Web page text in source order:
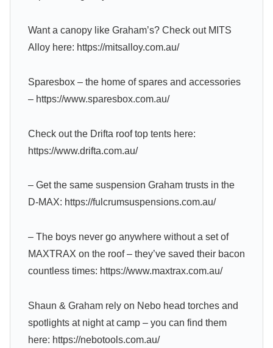
Want a canopy like Graham’s? Check out MITS
Alloy here: https://mitsalloy.com.au/
Sparesbox – the home of spares and accessories
– https://www.sparesbox.com.au/
Check out the Drifta roof top tents here:
https://www.drifta.com.au/
– Get the same suspension Graham trusts in the
D-MAX: https://fulcrumsuspensions.com.au/
– The boys never go anywhere without a set of
MAXTRAX on the roof – they’ve saved their bacon
countless times: https://www.maxtrax.com.au/
Shaun & Graham rely on Nebo head torches and
spotlights at night at camp – you can find them
here: https://nebotools.com.au/